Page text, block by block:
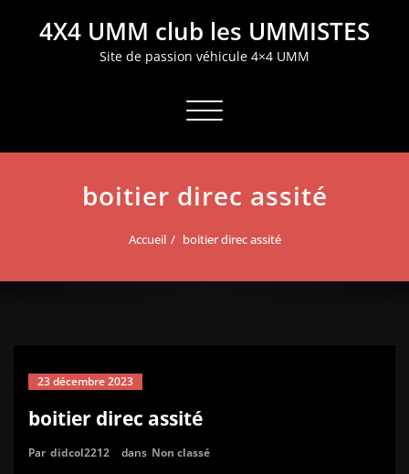
4X4 UMM club les UMMISTES
Site de passion véhicule 4×4 UMM
Afficher/masquer la navigation
boitier direc assité
Accueil boitier direc assité
23 décembre 2023
boitier direc assité
Par didcol2212 dans Non classé